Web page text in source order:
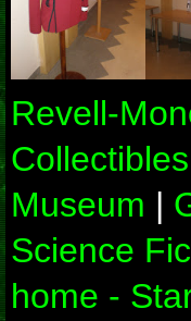
Revell-
Museum |
Science
home -